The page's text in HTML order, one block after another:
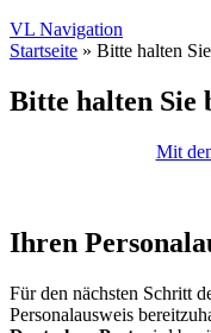
VL Navigation
Startseite » Bitte halten
Bitte halten Sie
Mit
Ihren
Für den nächsten Schritt
Personalausweis